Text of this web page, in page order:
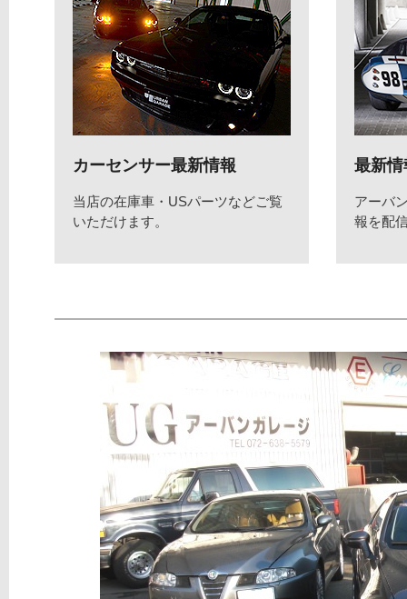
カーセンサー最新情報
当店の在庫車・USパーツなどご覧
いただけます。
最新情
アーバ
報を配